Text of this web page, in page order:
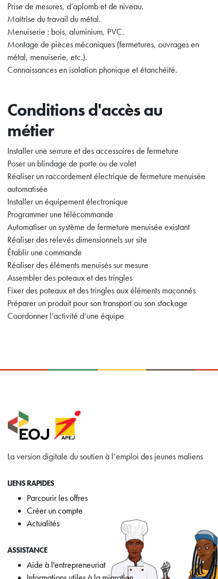
Prise de mesures, d’aplomb et de niveau.
Maîtrise du travail du métal.
Menuiserie : bois, aluminium, PVC.
Montage de pièces mécaniques (fermetures, ouvrages en
métal, menuiserie, etc.).
Connaissances en isolation phonique et étanchéité.
Conditions d'accès au
métier
Installer une serrure et des accessoires de fermeture
Poser un blindage de porte ou de volet
Réaliser un raccordement électrique de fermeture menuisée
automatisée
Installer un équipement électronique
Programmer une télécommande
Automatiser un système de fermeture menuisée existant
Réaliser des relevés dimensionnels sur site
Établir une commande
Réaliser des éléments menuisés sur mesure
Assembler des poteaux et des tringles
Fixer des poteaux et des tringles aux éléments maçonnés
Préparer un produit pour son transport ou son stockage
Coordonner l’activité d’une équipe
La version digitale du soutien à l’emploi des jeunes maliens
LIENS RAPIDES
Parcourir les offres
Créer un compte
Actualités
ASSISTANCE
Aide à l'entrepreneuriat